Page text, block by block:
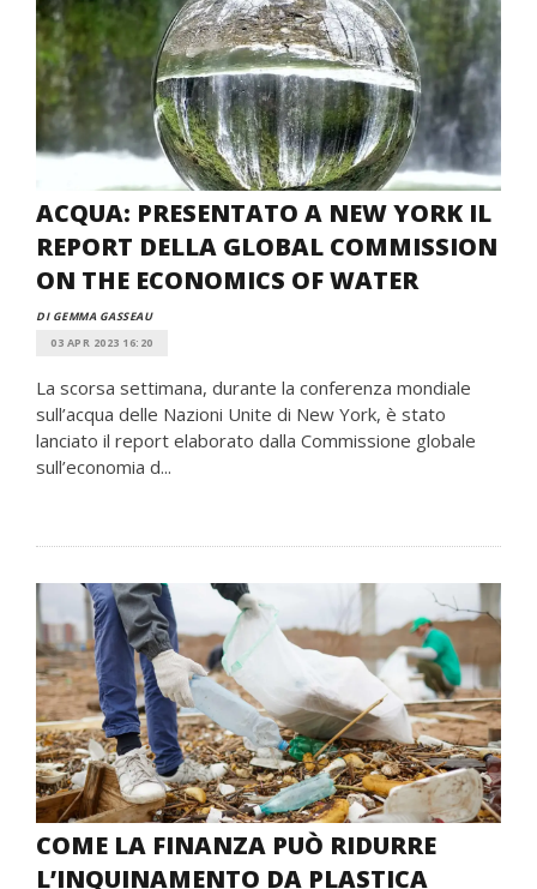
ACQUA: PRESENTATO A NEW YORK IL
REPORT DELLA GLOBAL COMMISSION
ON THE ECONOMICS OF WATER
DI GEMMA GASSEAU
03 APR 2023 16:20
La scorsa settimana, durante la conferenza mondiale
sull’acqua delle Nazioni Unite di New York, è stato
lanciato il report elaborato dalla Commissione globale
sull’economia d...
COME LA FINANZA PUÒ RIDURRE
L’INQUINAMENTO DA PLASTICA